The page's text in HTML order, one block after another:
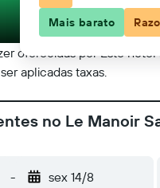
oferecidas por Este
aplicadas taxas.
no Le Manoir
- sex 14/8
Mais barato